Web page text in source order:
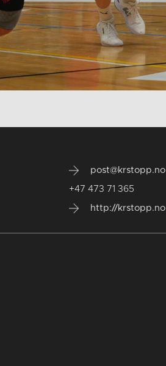
post@krstopp.no
+47 473 71 365
http://krstopp.no